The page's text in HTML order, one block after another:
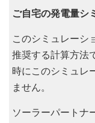
ご自宅の発電量シ
このシミュレーシ
推奨する計算方法
時にこのシミュレ
ません。
ソーラーパートナ